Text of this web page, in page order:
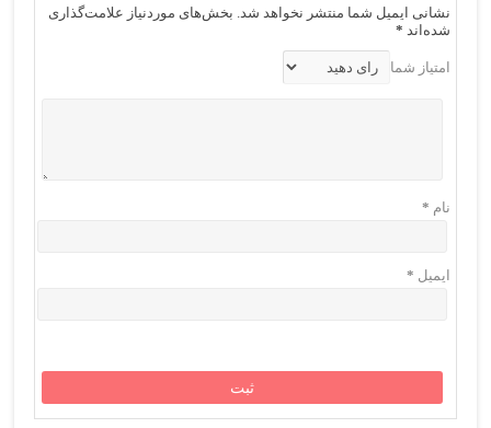
نشانی ایمیل شما منتشر نخواهد شد. بخش‌های موردنیاز علامت‌گذاری
شده‌اند *
امتیاز شما
نام *
ایمیل *